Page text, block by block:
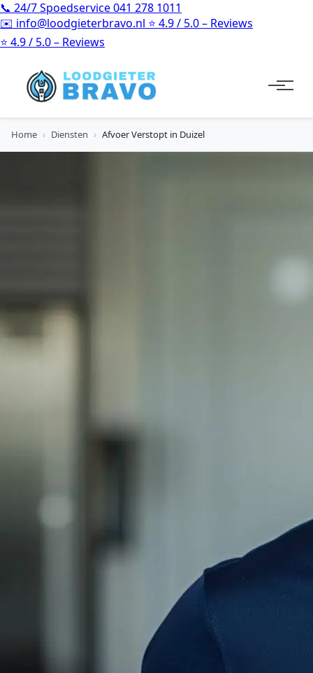
📞 24/7 Spoedservice041 278 1011
✉️ info@loodgieterbravo.nl ⭐ 4.9 / 5.0 – Reviews
⭐ 4.9 / 5.0 – Reviews
Home › Diensten › Afvoer Verstopt in Duizel